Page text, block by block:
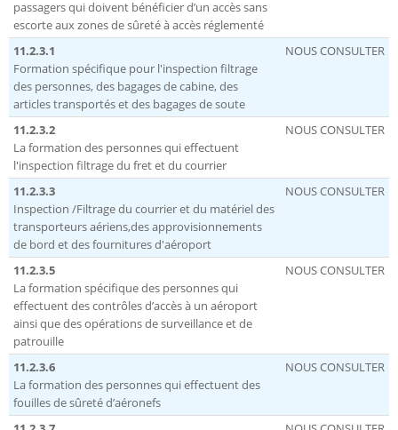
passagers qui doivent bénéficier d’un accès sans
escorte aux zones de sûreté à accès réglementé
11.2.3.1
Formation spécifique pour l'inspection filtrage
des personnes, des bagages de cabine, des
articles transportés et des bagages de soute
NOUS CONSULTER
11.2.3.2
La formation des personnes qui effectuent
l'inspection filtrage du fret et du courrier
NOUS CONSULTER
11.2.3.3
Inspection /Filtrage du courrier et du matériel des
transporteurs aériens,des approvisionnements
de bord et des fournitures d'aéroport
NOUS CONSULTER
11.2.3.5
La formation spécifique des personnes qui
effectuent des contrôles d’accès à un aéroport
ainsi que des opérations de surveillance et de
patrouille
NOUS CONSULTER
11.2.3.6
La formation des personnes qui effectuent des
fouilles de sûreté d’aéronefs
NOUS CONSULTER